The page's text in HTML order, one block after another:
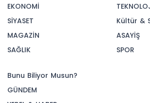
EKONOMİ
SİYASET
MAGAZİN
SAĞLIK
Kültür &
ASAYİŞ
SPOR
Bunu Biliyor Musun?
GÜNDEM